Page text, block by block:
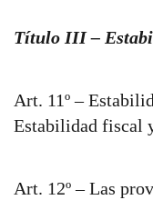
Título III –
Art. 11º –
Estabilidad fiscal
Art. 12º – Las